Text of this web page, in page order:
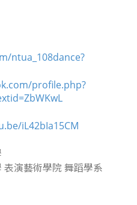
ntua_108dance?
profile.php?
iL42bIa15CM
演藝術學院 舞蹈學系